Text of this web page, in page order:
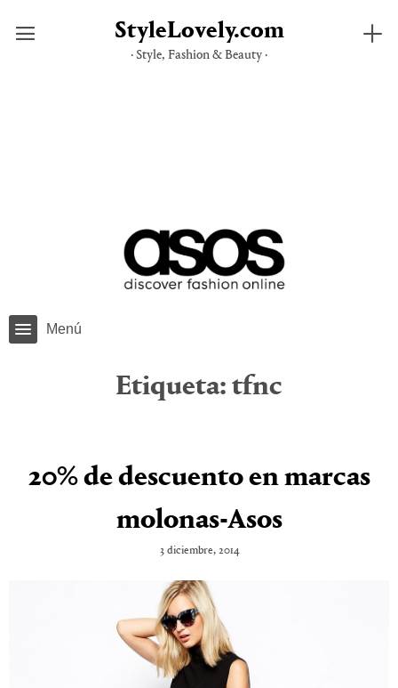
StyleLovely.com
· Style, Fashion & Beauty ·
Menú
Etiqueta: tfnc
20% de descuento en marcas
molonas-Asos
3 diciembre, 2014